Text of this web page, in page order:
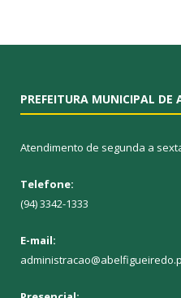
PREFEITURA MUNICIPAL DE
Atendimento de segunda a
Telefone:
(94) 3342-1333
E-mail: